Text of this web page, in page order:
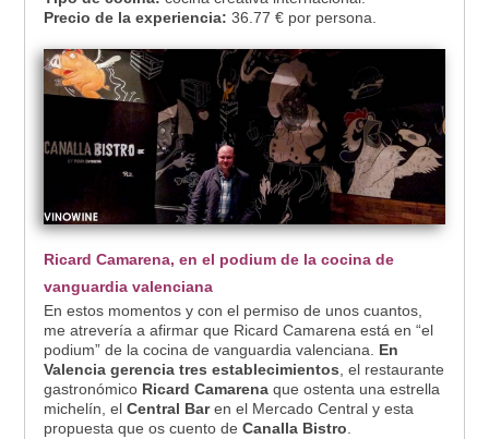
Precio de la experiencia: 36.77 € por persona.
Ricard Camarena, en el podium de la cocina de
vanguardia valenciana
En estos momentos y con el permiso de unos cuantos,
me atrevería a afirmar que Ricard Camarena está en “el
podium” de la cocina de vanguardia valenciana. En
Valencia gerencia tres establecimientos, el restaurante
gastronómico Ricard Camarenaque ostenta una estrella
michelín, el Central Baren el Mercado Central y esta
propuesta que os cuento de Canalla Bistro.